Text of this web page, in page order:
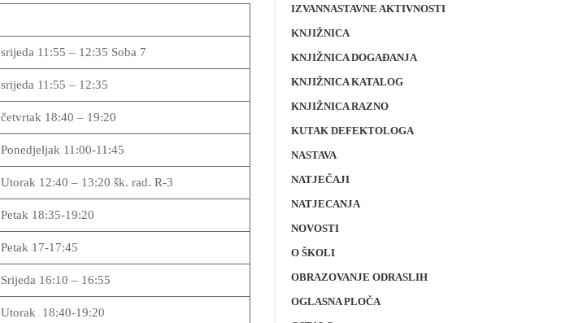
srijeda 11:55 – 12:35 Soba 7
srijeda 11:55 – 12:35
četvrtak 18:40 – 19:20
Ponedjeljak 11:00-11:45
Utorak 12:40 – 13:20 šk. rad. R-3
Petak 18:35-19:20
Petak 17-17:45
Srijeda 16:10 – 16:55
Utorak 18:40-19:20
IZVANNASTAVNE AKTIVNOSTI
KNJIŽNICA
KNJIŽNICA DOGAĐANJA
KNJIŽNICA KATALOG
KNJIŽNICA RAZNO
KUTAK DEFEKTOLOGA
NASTAVA
NATJEČAJI
NATJECANJA
NOVOSTI
O ŠKOLI
OBRAZOVANJE ODRASLIH
OGLASNA PLOČA